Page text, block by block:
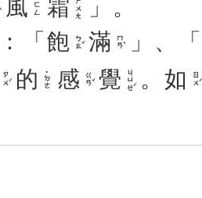
風 ㄈㄥ 霜 ㄕㄨㄤ
」。
：「 飽 ㄅㄠˇ 滿 ㄇㄢˇ 」、「
ㄗㄨˊ 的 ˙ㄉㄜ 感 ㄍㄢˇ 覺 ㄐㄩㄝˊ 。 如 ㄖㄨˊ